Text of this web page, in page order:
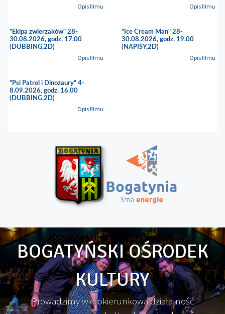
Opis filmu Opis filmu
"Ekipa zwierzaków" 28-
30.08.2026, godz. 17.00
(DUBBING,2D)
Opis filmu
"Ice Cream Man" 28-
30.08.2026, godz. 19.00
(NAPISY,2D)
Opis filmu
"Psi Patrol i Dinozaury" 4-
8.09.2026, godz. 16.00
(DUBBING,2D)
Opis filmu
BOGATYŃSKI OŚRODEK
KULTURY
Prowadzimy wielokierunkową działalność